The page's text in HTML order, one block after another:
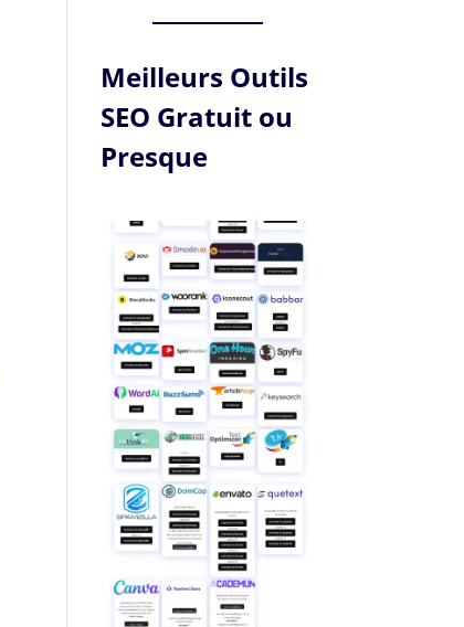
Meilleurs Outils
SEO Gratuit ou
Presque